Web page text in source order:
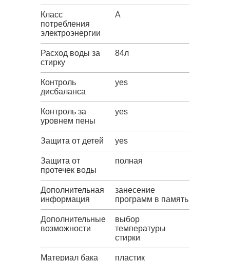
Класс
потребления
электроэнергии
A
Расход воды за
стирку
84л
Контроль
дисбаланса
yes
Контроль за
уровнем пены
yes
Защита от детей yes
Защита от
протечек воды
полная
Дополнительная
информация
занесение
программ в память
Дополнительные
возможности
выбор
температуры
стирки
Материал бака пластик